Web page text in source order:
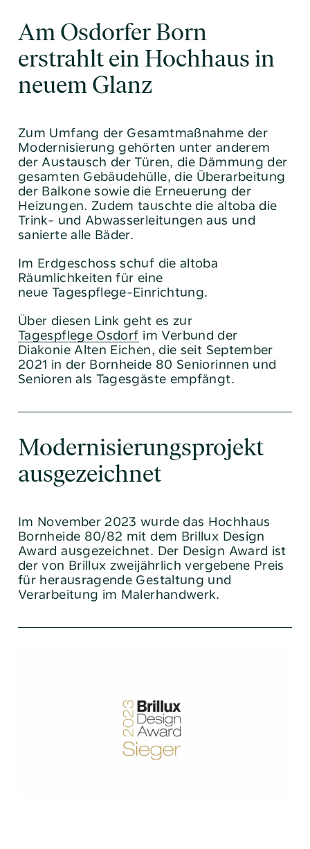
Am Osdorfer Born
erstrahlt ein Hochhaus in
neuem Glanz
Zum Umfang der Gesamtmaßnahme der
Modernisierung gehörten unter anderem
der Austausch der Türen, die Dämmung der
gesamten Gebäudehülle, die Überarbeitung
der Balkone sowie die Erneuerung der
Heizungen. Zudem tauschte die altoba die
Trink- und Abwasserleitungen aus und
sanierte alle Bäder.
Im Erdgeschoss schuf die altoba
Räumlichkeiten für eine
neue Tagespflege-Einrichtung.
Über diesen Link geht es zur
Tagespflege Osdorf im Verbund der
Diakonie Alten Eichen, die seit September
2021 in der Bornheide 80 Seniorinnen und
Senioren als Tagesgäste empfängt.
Modernisierungs­projekt
ausgezeichnet
Im November 2023 wurde das Hochhaus
Bornheide 80/82 mit dem Brillux Design
Award ausgezeichnet. Der Design Award ist
der von Brillux zweijährlich vergebene Preis
für herausragende Gestaltung und
Verarbeitung im Malerhandwerk.